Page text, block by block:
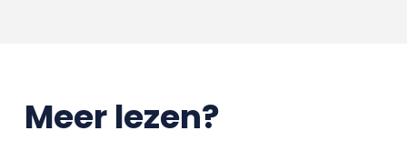
Meer lezen?